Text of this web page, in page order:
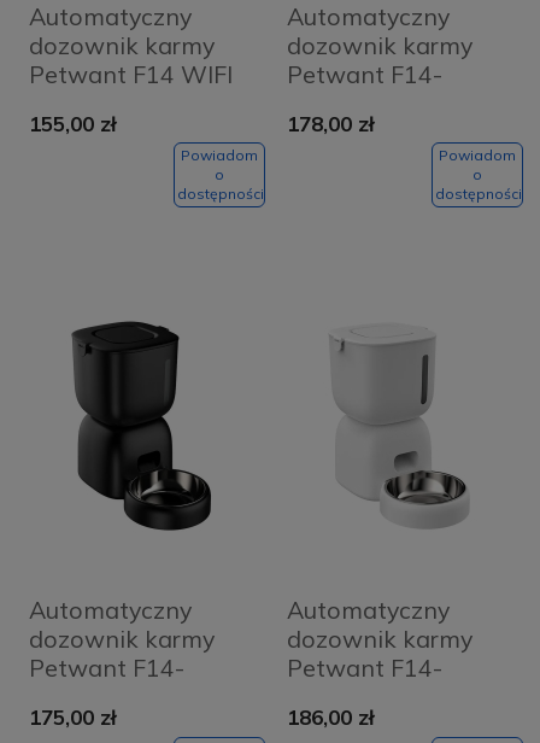
Automatyczny
dozownik karmy
Petwant F14 WIFI
155,00 zł
Powiadom
o
dostępności
Automatyczny
dozownik karmy
Petwant F14-
178,00 zł
Powiadom
o
dostępności
Automatyczny
dozownik karmy
Petwant F14-
175,00 zł
Automatyczny
dozownik karmy
Petwant F14-
186,00 zł